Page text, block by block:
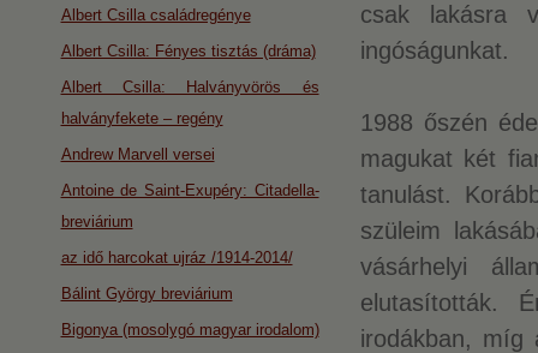
csak lakásra
ingóságunkat.
1988 őszén
magukat két
tanulást.
szüleim
vásárhelyi
elutasították.
irodákban, míg
Albert Csilla családregénye
Albert Csilla: Fényes tisztás (dráma)
Albert Csilla: Halványvörös és
halványfekete – regény
Andrew Marvell versei
Antoine de Saint-Exupéry: Citadella-
breviárium
az idő harcokat ujráz /1914-2014/
Bálint György breviárium
Bigonya (mosolygó magyar irodalom)